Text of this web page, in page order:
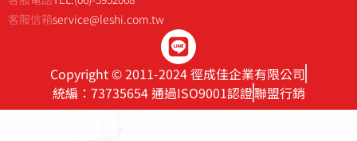
客服信箱service@leshi.com.tw
Copyright © 2011-2024 徑成佳企業有限公司
統編：73735654 通過ISO9001認證聯盟行銷